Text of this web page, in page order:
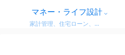
マネー・ライフ設計
家計管理、住宅ローン、保険、ふるさと納税など、暮らしのお金にまつわる情報をわかりやすく解説。 無理せず・不安なく、将来に備えるためのヒントをまとめています。 どれも実体験をベースに、生活者目線で書いています。